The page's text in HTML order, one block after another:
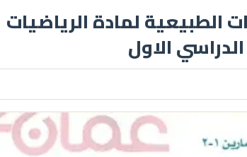
الطبيعية لمادة الرياضيات
الاول